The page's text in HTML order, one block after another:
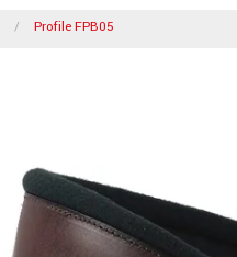
Profile FPB05